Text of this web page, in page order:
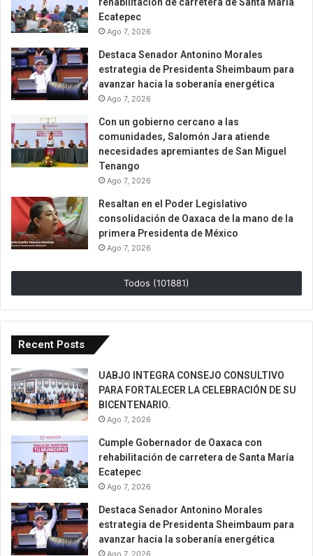
rehabilitación de carretera de Santa María
Ecatepec
Ago 7, 2026
Destaca Senador Antonino Morales
estrategia de Presidenta Sheimbaum para
avanzar hacia la soberanía energética
Ago 7, 2026
Con un gobierno cercano a las
comunidades, Salomón Jara atiende
necesidades apremiantes de San Miguel
Tenango
Ago 7, 2026
Resaltan en el Poder Legislativo
consolidación de Oaxaca de la mano de la
primera Presidenta de México
Ago 7, 2026
Todos (101881)
Recent Posts
UABJO INTEGRA CONSEJO CONSULTIVO
PARA FORTALECER LA CELEBRACIÓN DE SU
BICENTENARIO.
Ago 7, 2026
Cumple Gobernador de Oaxaca con
rehabilitación de carretera de Santa María
Ecatepec
Ago 7, 2026
Destaca Senador Antonino Morales
estrategia de Presidenta Sheimbaum para
avanzar hacia la soberanía energética